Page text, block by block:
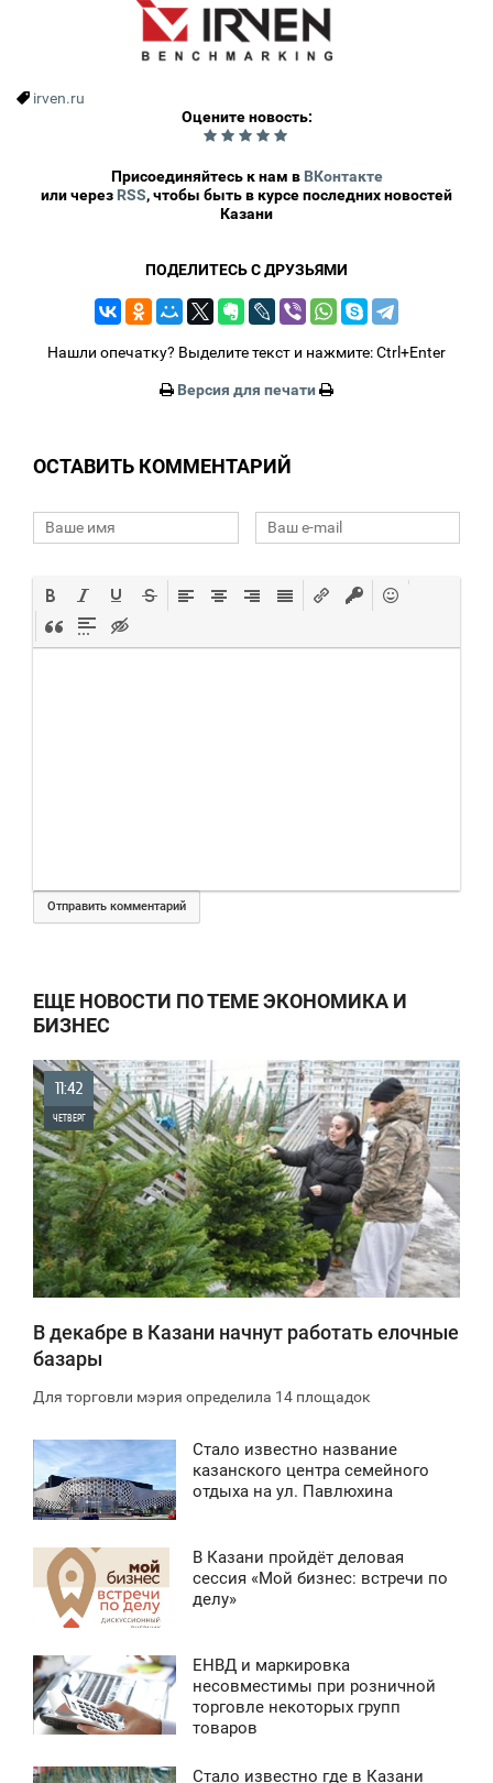
irven.ru
Оцените новость:
Присоединяйтесь к нам в ВКонтакте
или через RSS, чтобы быть в курсе последних новостей
Казани
ПОДЕЛИТЕСЬ С ДРУЗЬЯМИ
Нашли опечатку? Выделите текст и нажмите: Ctrl+Enter
Версия для печати
ОСТАВИТЬ КОММЕНТАРИЙ
Отправить комментарий
ЕЩЕ НОВОСТИ ПО ТЕМЕ ЭКОНОМИКА И
БИЗНЕС
11:42
ЧЕТВЕРГ
0
1 959
В декабре в Казани начнут работать елочные
базары
Для торговли мэрия определила 14 площадок
Стало известно название
казанского центра семейного
отдыха на ул. Павлюхина
В Казани пройдёт деловая
сессия «Мой бизнес: встречи по
делу»
ЕНВД и маркировка
несовместимы при розничной
торговле некоторых групп
товаров
Стало известно где в Казани